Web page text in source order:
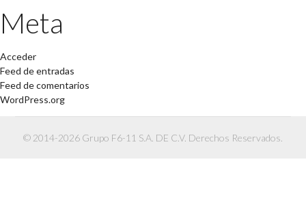
Meta
Acceder
Feed de entradas
Feed de comentarios
WordPress.org
© 2014-2026 Grupo F6-11 S.A. DE C.V. Derechos Reservados.